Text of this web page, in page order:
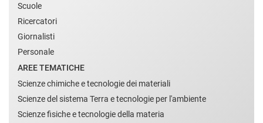
Scuole
Ricercatori
Giornalisti
Personale
AREE TEMATICHE
Scienze chimiche e tecnologie dei materiali
Scienze del sistema Terra e tecnologie per l'ambiente
Scienze fisiche e tecnologie della materia